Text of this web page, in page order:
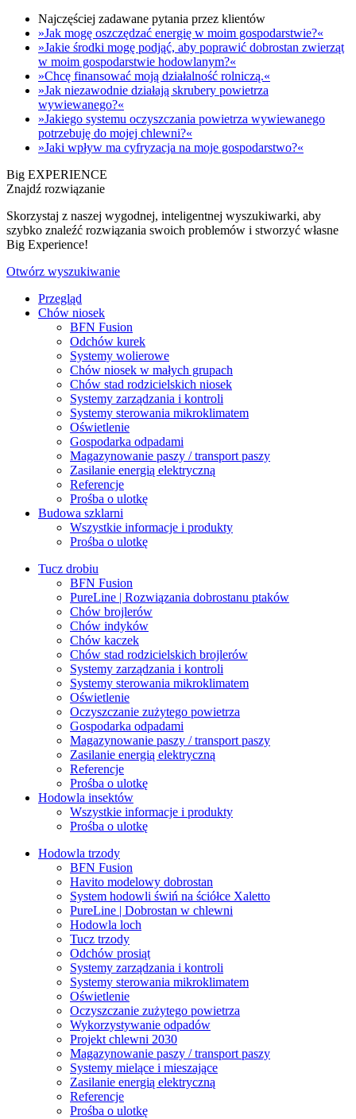
Najczęściej zadawane pytania przez klientów
»Jak mogę oszczędzać energię w moim gospodarstwie?«
»Jakie środki mogę podjąć, aby poprawić dobrostan zwierząt
w moim gospodarstwie hodowlanym?«
»Chcę finansować moją działalność rolniczą.«
»Jak niezawodnie działają skrubery powietrza
wywiewanego?«
»Jakiego systemu oczyszczania powietrza wywiewanego
potrzebuję do mojej chlewni?«
»Jaki wpływ ma cyfryzacja na moje gospodarstwo?«
Big EXPERIENCE
Znajdź rozwiązanie
Skorzystaj z naszej wygodnej, inteligentnej wyszukiwarki, aby
szybko znaleźć rozwiązania swoich problemów i stworzyć własne
Big Experience!
Otwórz wyszukiwanie
Przegląd
Chów niosek
BFN Fusion
Odchów kurek
Systemy wolierowe
Chów niosek w małych grupach
Chów stad rodzicielskich niosek
Systemy zarządzania i kontroli
Systemy sterowania mikroklimatem
Oświetlenie
Gospodarka odpadami
Magazynowanie paszy / transport paszy
Zasilanie energią elektryczną
Referencje
Prośba o ulotkę
Budowa szklarni
Wszystkie informacje i produkty
Prośba o ulotkę
Tucz drobiu
BFN Fusion
PureLine | Rozwiązania dobrostanu ptaków
Chów brojlerów
Chów indyków
Chów kaczek
Chów stad rodzicielskich brojlerów
Systemy zarządzania i kontroli
Systemy sterowania mikroklimatem
Oświetlenie
Oczyszczanie zużytego powietrza
Gospodarka odpadami
Magazynowanie paszy / transport paszy
Zasilanie energią elektryczną
Referencje
Prośba o ulotkę
Hodowla insektów
Wszystkie informacje i produkty
Prośba o ulotkę
Hodowla trzody
BFN Fusion
Havito modelowy dobrostan
System hodowli świń na ściółce Xaletto
PureLine | Dobrostan w chlewni
Hodowla loch
Tucz trzody
Odchów prosiąt
Systemy zarządzania i kontroli
Systemy sterowania mikroklimatem
Oświetlenie
Oczyszczanie zużytego powietrza
Wykorzystywanie odpadów
Projekt chlewni 2030
Magazynowanie paszy / transport paszy
Systemy mielące i mieszające
Zasilanie energią elektryczną
Referencje
Prośba o ulotkę